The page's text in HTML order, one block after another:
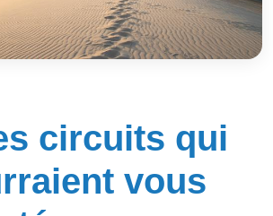
circuits qui
vous